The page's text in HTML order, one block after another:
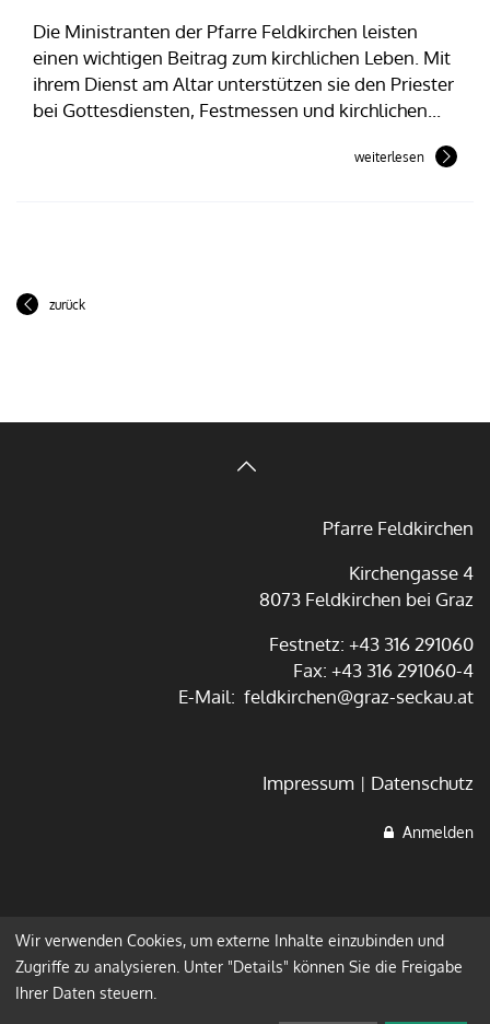
Die Ministranten der Pfarre Feldkirchen leisten
einen wichtigen Beitrag zum kirchlichen Leben. Mit
ihrem Dienst am Altar unterstützen sie den Priester
bei Gottesdiensten, Festmessen und kirchlichen...
weiterlesen
zurück
Pfarre Feldkirchen
Kirchengasse 4
8073 Feldkirchen bei Graz
Festnetz: +43 316 291060
Fax: +43 316 291060-4
E-Mail: feldkirchen@graz-seckau.at
Impressum Datenschutz
Anmelden
Wir verwenden Cookies, um externe Inhalte einzubinden und
Zugriffe zu analysieren. Unter "Details" können Sie die Freigabe
Ihrer Daten steuern.